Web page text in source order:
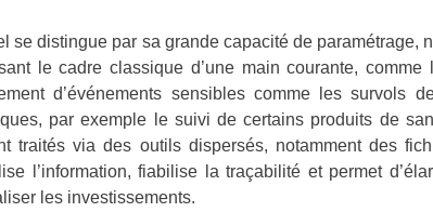
se distingue par sa grande capacité de paramétrage,
le cadre classique d’une main courante,
d’événements sensibles comme les
par exemple le suivi de certains produits de
traités via des outils dispersés, notamment des
l’information, fiabilise la traçabilité et permet
les investissements.